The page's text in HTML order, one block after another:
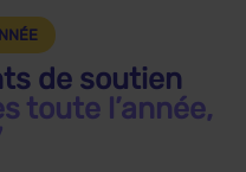
de soutien
toute l’année,